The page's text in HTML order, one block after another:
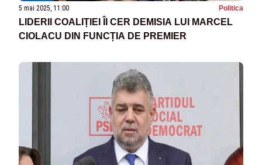
5 mai 2025, 11:00 Politica
LIDERII COALIȚIEI ÎI CER DEMISIA LUI MARCEL
CIOLACU DIN FUNCȚIA DE PREMIER